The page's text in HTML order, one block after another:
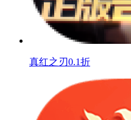
真红之刃0.1折